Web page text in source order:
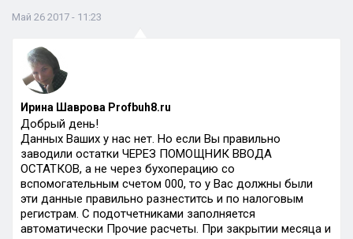
Май 26 2017 - 11:23
Ирина Шаврова Profbuh8.ru
Добрый день!
Данных Ваших у нас нет. Но если Вы правильно
заводили остатки ЧЕРЕЗ ПОМОЩНИК ВВОДА
ОСТАТКОВ, а не через бухоперацию со
вспомогательным счетом 000, то у Вас должны были
эти данные правильно разнеститсь и по налоговым
регистрам. С подотчетниками заполняется
автоматически Прочие расчеты. При закрытии месяца и